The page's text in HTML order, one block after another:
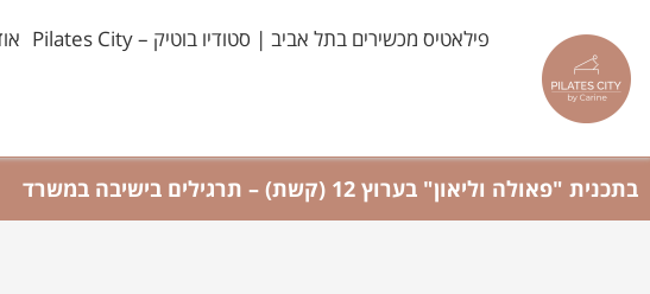
לתוכן
פילאטיס מכשירים בתל אביב | סטודיו בוטיק – Pilates City
בתכנית "פאולה וליאון" בערוץ 12 (קשת) – תרגילים בישיבה במשרד